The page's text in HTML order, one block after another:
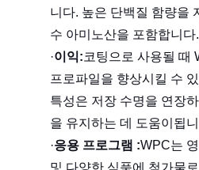
니다. 높은 단백질 함량을
수 아미노산을 포함합니다.
·이익:코팅으로 사용될 때
프로파일을 향상시킬 수
특성은 저장 수명을 연장
을 유지하는 데 도움이됩
·응용 프로그램 :WPC는
및 다양한 식품에 첨가물